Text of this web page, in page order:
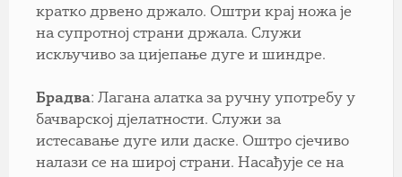
кратко дрвено држало. Оштри крај ножа је
на супротној страни држала. Служи
искључиво за цијепање дуге и шиндре.
Брадва: Лагана алатка за ручну употребу у
бачварској дјелатности. Служи за
истесавање дуге или даске. Оштро сјечиво
налази се на широј страни. Насађује се на